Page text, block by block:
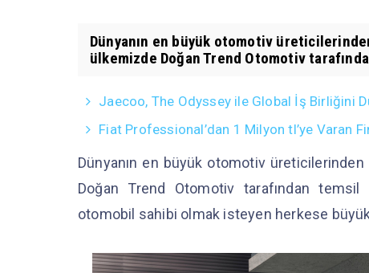
Dünyanın en büyük otomotiv
ülkemizde Doğan Trend Otomotiv
Jaecoo, The Odyssey ile Global İş Birliğini
Fiat Professional’dan 1 Milyon tl’ye Varan
Dünyanın en büyük otomotiv üreticilerinden
Doğan Trend Otomotiv tarafından temsil
otomobil sahibi olmak isteyen herkese